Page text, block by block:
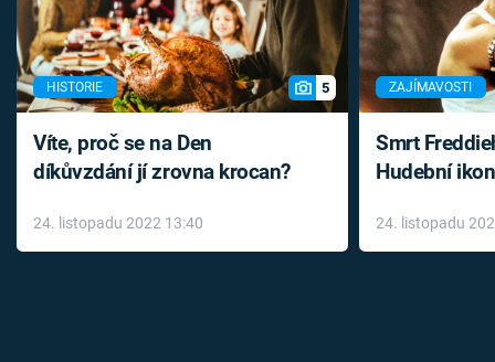
HISTORIE 5
Víte, proč se na Den
díkůvzdání jí zrovna krocan?
24. listopadu 2022 13:40
ZAJÍMAVOSTI
Smrt
Hudební
léky
24. listopadu